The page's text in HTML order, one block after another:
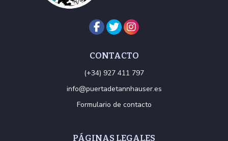
CONTACTO
(+34) 927 411 797
info@puertadetannhauser.es
Formulario de contacto
PÁGINAS LEGALES